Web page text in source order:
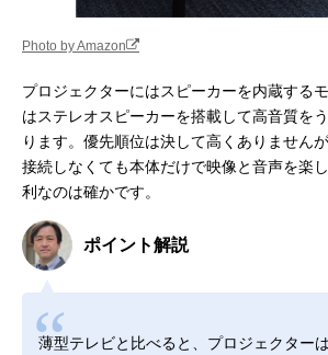
Photo by Amazon
プロジェクターにはスピーカーを内蔵する
はステレオスピーカーを搭載して高音質を
ります。優先順位は決して高くありません
接続しなくても本体だけで映像と音声を楽
利なのは確かです。
ポイント解説
薄型テレビと比べると、プロジェクター